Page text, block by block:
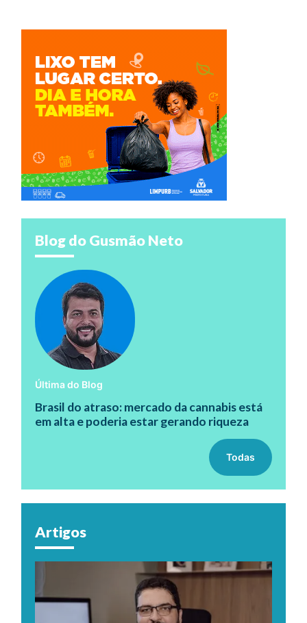
Blog do Gusmão Neto
Última do Blog
Brasil do atraso: mercado da cannabis está
em alta e poderia estar gerando riqueza
Todas
Artigos